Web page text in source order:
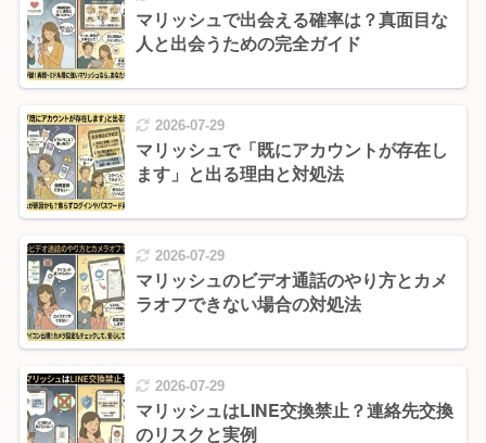
マリッシュで出会える確率は？真面目な
人と出会うための完全ガイド
2026-07-29
マリッシュで「既にアカウントが存在し
ます」と出る理由と対処法
2026-07-29
マリッシュのビデオ通話のやり方とカメ
ラオフできない場合の対処法
2026-07-29
マリッシュはLINE交換禁止？連絡先交換
のリスクと実例